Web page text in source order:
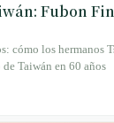
Fubon
cómo los hermanos
Taiwán en 60 años